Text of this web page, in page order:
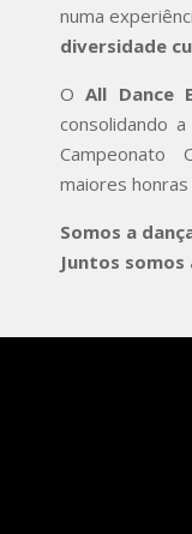
numa
diversidade
OAll Dance
consolidando a
Campeonato
maiores
Somos a
Juntos somos